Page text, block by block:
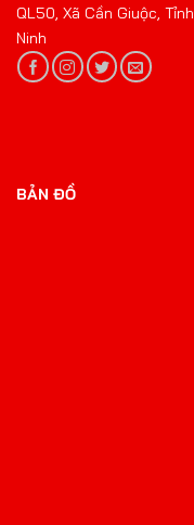
QL50, Xã Cần Giuộc,
Ninh
BẢN ĐỒ